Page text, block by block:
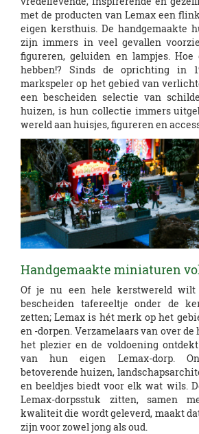
met de producten van Lemax een
eigen kersthuis. De handgemaakte
zijn immers in veel gevallen
figureren, geluiden en lampjes.
hebben!? Sinds de oprichting in
markspeler op het gebied van
een bescheiden selectie van
huizen, is hun collectie immers
wereld aan huisjes, figureren en
Handgemaakte miniaturen
Of je nu een hele kerstwereld wilt
bescheiden tafereeltje onder de
zetten; Lemax is hét merk op het
en -dorpen. Verzamelaars van over
het plezier en de voldoening
van hun eigen Lemax-dorp.
betoverende huizen,
en beeldjes biedt voor elk wat wils.
Lemax-dorpsstuk zitten, samen
kwaliteit die wordt geleverd, maakt
zijn voor zowel jong als oud.